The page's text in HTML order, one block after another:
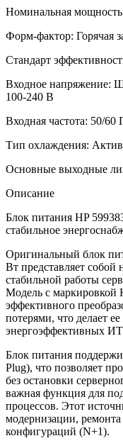
Номинальная
Форм-фактор: Горячая
Стандарт
Входное напряжение:
100-240 В
Входная частота: 50/60
Тип охлаждения:
Основные выходные
Описание
Блок питания HP
стабильное
Оригинальный блок
Вт представляет собой
стабильной работы
Модель с маркировкой
эффективного
потерями, что делает
энергоэффективных
Блок питания
Plug), что позволяет
без остановки
важная функция для
процессов. Этот
модернизации,
конфигураций (N+1).